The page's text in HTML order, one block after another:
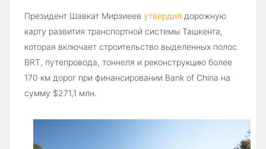
Президент Шавкат Мирзиеев утвердил дорожную
карту развития транспортной системы Ташкента,
которая включает строительство выделенных полос
BRT, путепровода, тоннеля и реконструкцию более
170 км дорог при финансировании Bank of China на
сумму $271,1 млн.